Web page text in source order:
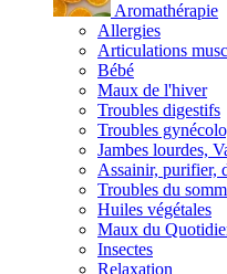
Aromathérapie
Allergies
Articulations
Bébé
Maux de l'hiver
Troubles digestifs
Troubles
Jambes lourdes,
Assainir, purifier,
Troubles du
Huiles végétales
Maux du
Insectes
Relaxation